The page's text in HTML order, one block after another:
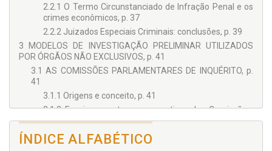
2.2.1 O Termo Circunstanciado de Infração Penal e os
crimes econômicos, p. 37
2.2.2 Juizados Especiais Criminais: conclusões, p. 39
3 MODELOS DE INVESTIGAÇÃO PRELIMINAR UTILIZADOS
POR ÓRGÃOS NÃO EXCLUSIVOS, p. 41
3.1 AS COMISSÕES PARLAMENTARES DE INQUÉRITO, p.
41
3.1.1 Origens e conceito, p. 41
3.1.2 Funcionamento e prerrogativas das Comissões,
p. 42
3.1.3 Limitações às Comissões Parlamentares de
Inquérito, p. 46
ÍNDICE ALFABÉTICO